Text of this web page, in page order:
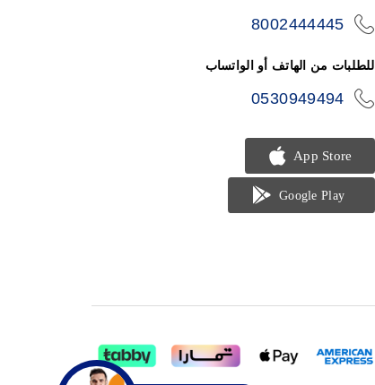
8002444445
للطلبات من الهاتف أو الواتساب
0530949494